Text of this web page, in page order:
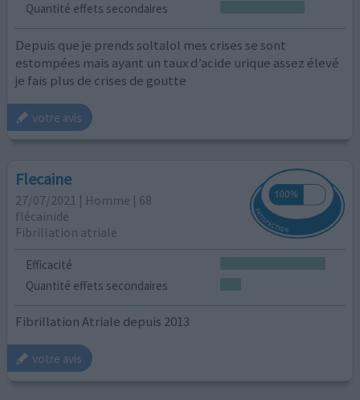
Quantité effets secondaires
Depuis que je prends soltalol mes crises se sont
estompées mais ayant un taux d’acide urique assez élevé
je fais plus de crises de goutte
votre avis
Flecaine
27/07/2021 | Homme | 68
flécaïnide
Fibrillation atriale
Efficacité
Quantité effets secondaires
Fibrillation Atriale depuis 2013
votre avis